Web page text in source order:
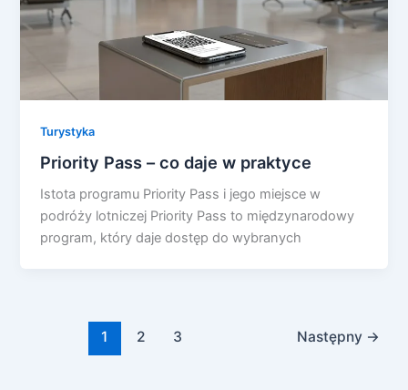
Turystyka
Priority Pass – co daje w praktyce
Istota programu Priority Pass i jego miejsce w
podróży lotniczej Priority Pass to międzynarodowy
program, który daje dostęp do wybranych
1 2 3 Następny →